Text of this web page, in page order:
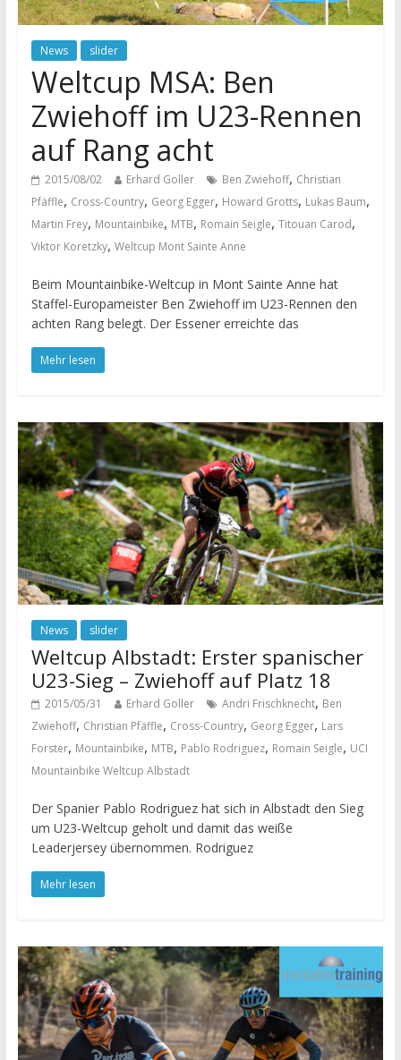
News slider
Weltcup MSA: Ben
Zwiehoff im U23-Rennen
auf Rang acht
2015/08/02 Erhard Goller Ben Zwiehoff, Christian
Pfäffle, Cross-Country, Georg Egger, Howard Grotts, Lukas Baum,
Martin Frey, Mountainbike, MTB, Romain Seigle, Titouan Carod,
Viktor Koretzky, Weltcup Mont Sainte Anne
Beim Mountainbike-Weltcup in Mont Sainte Anne hat
Staffel-Europameister Ben Zwiehoff im U23-Rennen den
achten Rang belegt. Der Essener erreichte das
Mehr lesen
News slider
Weltcup Albstadt: Erster spanischer
U23-Sieg – Zwiehoff auf Platz 18
2015/05/31 Erhard Goller Andri Frischknecht, Ben
Zwiehoff, Christian Pfäffle, Cross-Country, Georg Egger, Lars
Forster, Mountainbike, MTB, Pablo Rodriguez, Romain Seigle, UCI
Mountainbike Weltcup Albstadt
Der Spanier Pablo Rodriguez hat sich in Albstadt den Sieg
um U23-Weltcup geholt und damit das weiße
Leaderjersey übernommen. Rodriguez
Mehr lesen